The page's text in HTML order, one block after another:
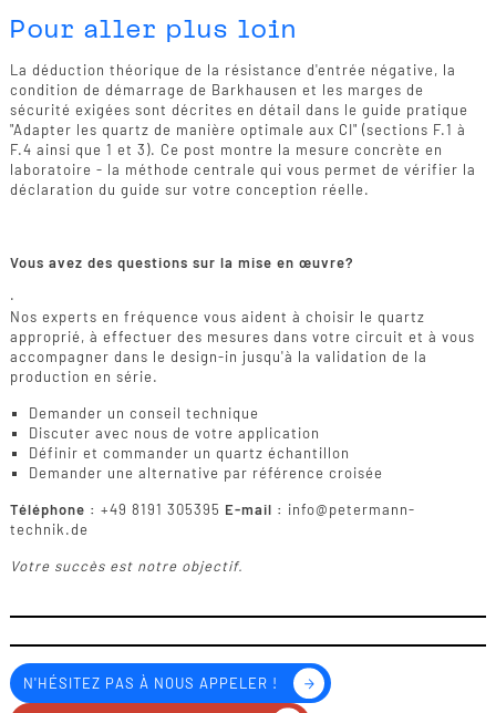
Pour aller plus loin
La déduction théorique de la résistance d'entrée négative, la
condition de démarrage de Barkhausen et les marges de
sécurité exigées sont décrites en détail dans le guide pratique
"Adapter les quartz de manière optimale aux CI" (sections F.1 à
F.4 ainsi que 1 et 3). Ce post montre la mesure concrète en
laboratoire - la méthode centrale qui vous permet de vérifier la
déclaration du guide sur votre conception réelle.
Vous avez des questions sur la mise en œuvre?
.
Nos experts en fréquence vous aident à choisir le quartz
approprié, à effectuer des mesures dans votre circuit et à vous
accompagner dans le design-in jusqu'à la validation de la
production en série.
Demander un conseil technique
Discuter avec nous de votre application
Définir et commander un quartz échantillon
Demander une alternative par référence croisée
Téléphone : +49 8191 305395 E-mail : info@petermann-
technik.de
Votre succès est notre objectif.
N'HÉSITEZ PAS À NOUS APPELER !